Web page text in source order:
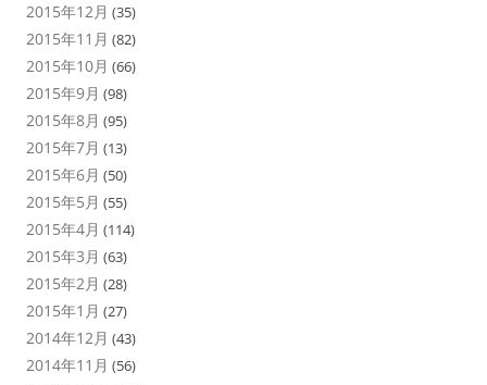
2015年12月 (35)
2015年11月 (82)
2015年10月 (66)
2015年9月 (98)
2015年8月 (95)
2015年7月 (13)
2015年6月 (50)
2015年5月 (55)
2015年4月 (114)
2015年3月 (63)
2015年2月 (28)
2015年1月 (27)
2014年12月 (43)
2014年11月 (56)